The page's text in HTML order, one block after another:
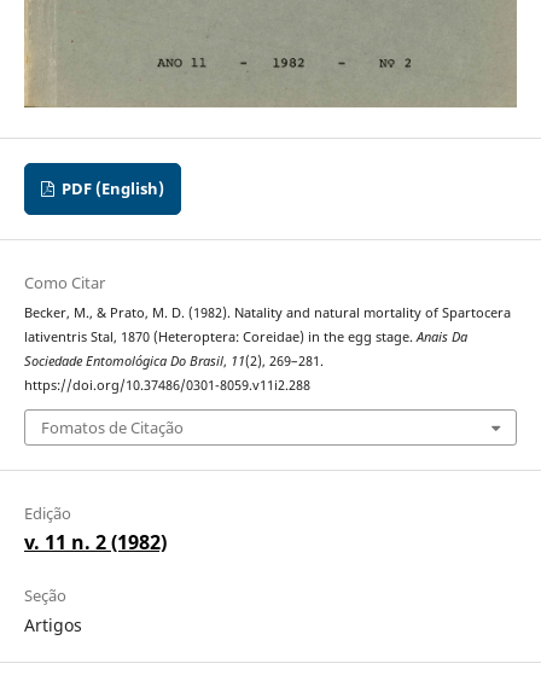
PDF (English)
Como Citar
Becker, M., & Prato, M. D. (1982). Natality and natural mortality of Spartocera
lativentris Stal, 1870 (Heteroptera: Coreidae) in the egg stage.Anais Da
Sociedade Entomológica Do Brasil, 11(2), 269–281.
https://doi.org/10.37486/0301-8059.v11i2.288
Fomatos de Citação
Edição
v. 11 n. 2 (1982)
Seção
Artigos